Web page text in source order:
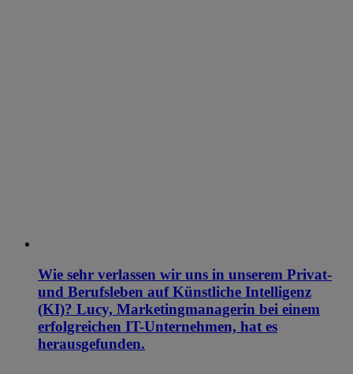
Wie sehr verlassen wir uns in unserem Privat-
und Berufsleben auf Künstliche Intelligenz
(KI)? Lucy, Marketingmanagerin bei einem
erfolgreichen IT-Unternehmen, hat es
herausgefunden.